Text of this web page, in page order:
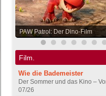
PAW Patrol: Der Dino-Film
Film.
Wie die Bademeister
Der Sommer und das Kino –
07/26